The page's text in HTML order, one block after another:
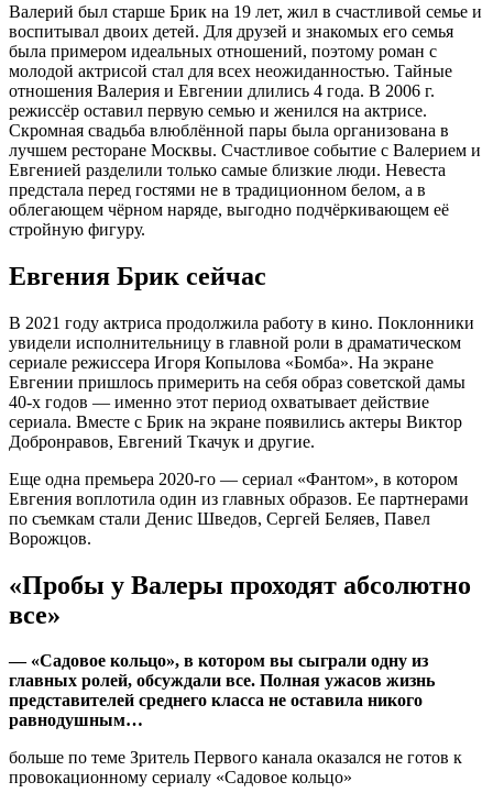
Валерий был старше Брик на 19 лет, жил в счастливой семье и
воспитывал двоих детей. Для друзей и знакомых его семья
была примером идеальных отношений, поэтому роман с
молодой актрисой стал для всех неожиданностью. Тайные
отношения Валерия и Евгении длились 4 года. В 2006 г.
режиссёр оставил первую семью и женился на актрисе.
Скромная свадьба влюблённой пары была организована в
лучшем ресторане Москвы. Счастливое событие с Валерием и
Евгенией разделили только самые близкие люди. Невеста
предстала перед гостями не в традиционном белом, а в
облегающем чёрном наряде, выгодно подчёркивающем её
стройную фигуру.
Евгения Брик сейчас
В 2021 году актриса продолжила работу в кино. Поклонники
увидели исполнительницу в главной роли в драматическом
сериале режиссера Игоря Копылова «Бомба». На экране
Евгении пришлось примерить на себя образ советской дамы
40-х годов — именно этот период охватывает действие
сериала. Вместе с Брик на экране появились актеры Виктор
Добронравов, Евгений Ткачук и другие.
Еще одна премьера 2020-го — сериал «Фантом», в котором
Евгения воплотила один из главных образов. Ее партнерами
по съемкам стали Денис Шведов, Сергей Беляев, Павел
Ворожцов.
«Пробы у Валеры проходят абсолютно
все»
— «Садовое кольцо», в котором вы сыграли одну из
главных ролей, обсуждали все. Полная ужасов жизнь
представителей среднего класса не оставила никого
равнодушным…
больше по теме Зритель Первого канала оказался не готов к
провокационному сериалу «Садовое кольцо»